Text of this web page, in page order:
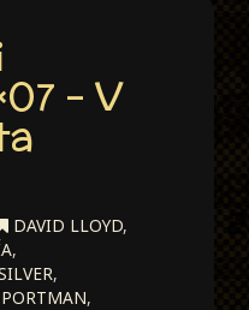
– V
DAVID LLOYD,
,
,
,